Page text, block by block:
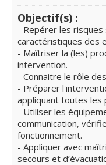
Objectif(s) :
- Repérer les
caractéristiques des
- Maîtriser la (les)
intervention.
- Connaitre le rôle
- Préparer
appliquant toutes les
- Utiliser les
communication,
fonctionnement.
- Appliquer avec
secours et